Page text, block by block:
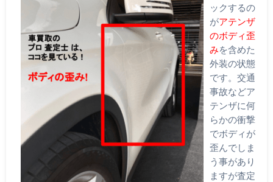
ックするの
がアテンザ
のボディ歪
みを含めた
外装の状態
です。交通
事故などア
テンザに何
らかの衝撃
でボディが
歪んでしま
う事があり
ますが査定